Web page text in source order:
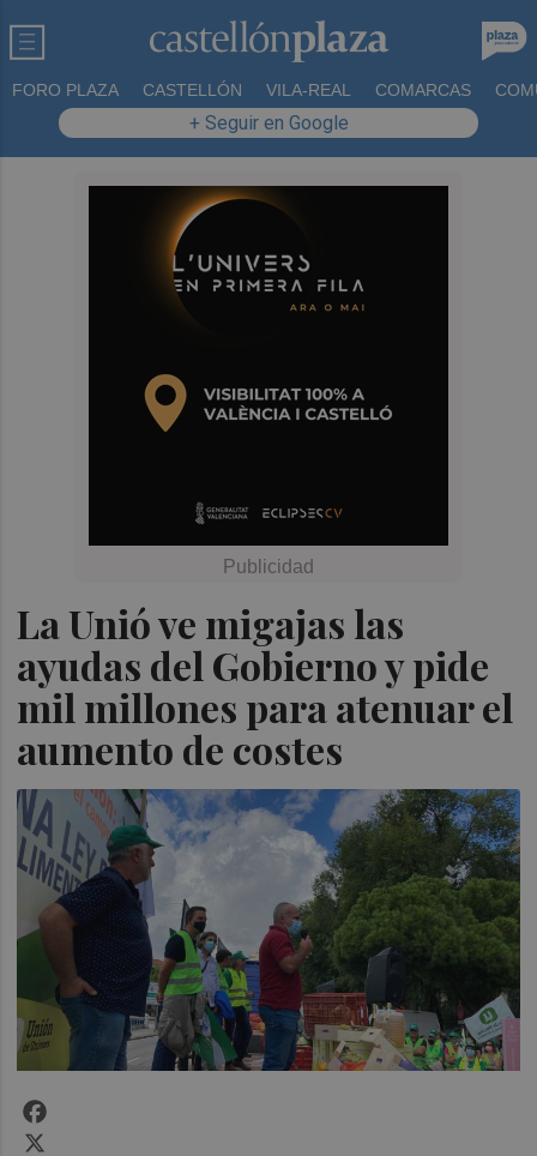
FORO PLAZA CASTELLÓN VILA-REAL COMARCAS
+ Seguir en Google
La Unió ve migajas las
ayudas del Gobierno y pide
mil millones para atenuar el
aumento de costes